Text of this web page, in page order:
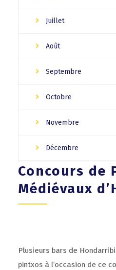
Juillet
Août
Septembre
Octobre
Novembre
Décembre
Concours de
Médiévaux
Plusieurs bars de
pintxos à l’occasion de ce